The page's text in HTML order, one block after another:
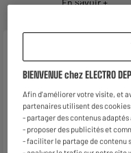
Marque
Type de produit
Coloris
BIENVENUE chez ELECTRO
Afin d'améliorer votre visite, et
partenaires utilisent des
- partager des contenus adaptés
- proposer des publicités et
- faciliter le partage de contenu